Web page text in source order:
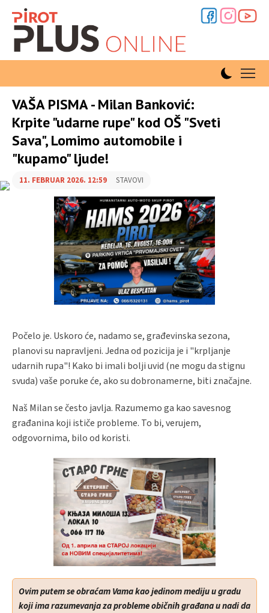
VAŠA PISMA - Milan Banković:
Krpite "udarne rupe" kod OŠ "Sveti
Sava", Lomimo automobile i
"kupamo" ljude!
11. FEBRUAR 2026. 12:59 STAVOVI
Počelo je. Uskoro će, nadamo se, građevinska sezona,
planovi su napravljeni. Jedna od pozicija je i "krpljanje
udarnih rupa"! Kako bi imali bolji uvid (ne mogu da stignu
svuda) vaše poruke će, ako su dobronamerne, biti značajne.
Naš Milan se često javlja. Razumemo ga kao savesnog
građanina koji ističe probleme. To bi, verujem,
odgovornima, bilo od koristi.
Ovim putem se obraćam Vama kao jedinom mediju u gradu
koji ima razumevanja za probleme običnih građana u nadi da